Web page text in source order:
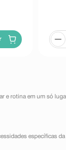
rotina em um só
específicas